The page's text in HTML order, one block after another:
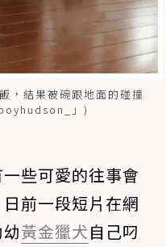
，結果被碗跟地面的碰撞
」)
些可愛的往事會
前一段短片在網
黃金獵犬自己叼